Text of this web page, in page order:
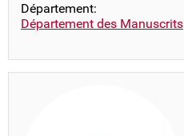
Département:
Département des Manuscrits